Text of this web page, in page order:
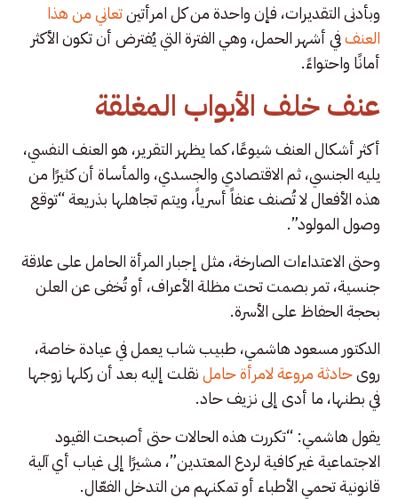
وبأدنى التقديرات، فإن واحدة من كل امرأتينتعاني من هذا
العنففي أشهر الحمل، وهي الفترة التي يُفترض أن تكون الأكثر
أمانًا واحتواءً.
عنف خلف الأبواب المغلقة
أكثر أشكال العنف شيوعًا، كما يظهر التقرير، هو العنف النفسي،
يليه الجنسي، ثم الاقتصادي والجسدي، والمأساة أن كثيرًا من
هذه الأفعال لا تُصنف عنفاً أسرياً، ويتم تجاهلها بذريعة “توقع
وصول المولود”.
وحتى الاعتداءات الصارخة، مثل إجبار المرأة الحامل على علاقة
جنسية، تمر بصمت تحت مظلة الأعراف، أو تُخفى عن العلن
بحجة الحفاظ على الأسرة.
الدكتور مسعود هاشمي، طبيب شاب يعمل في عيادة خاصة،
روىحادثة مروعة لامرأة حاملنقلت إليه بعد أن ركلها زوجها
في بطنها، ما أدى إلى نزيف حاد.
يقول هاشمي: “تكررت هذه الحالات حتى أصبحت القيود
الاجتماعية غير كافية لردع المعتدين”، مشيرًا إلى غياب أي آلية
قانونية تحمي الأطباء أو تمكنهم من التدخل الفعّال.